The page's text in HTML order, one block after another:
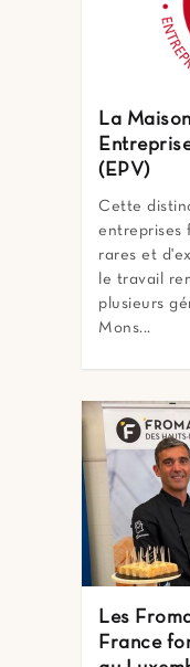
La
(EPV)
Cette
entreprises
rares et
le travail
plusieurs
Mons...
Les
France